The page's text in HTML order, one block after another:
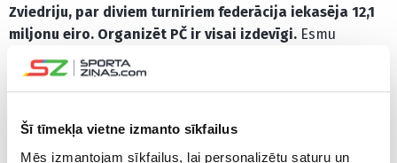
Šī tīmekļa vietne izmanto sīkfailus
Mēs izmantojam sīkfailus, lai personalizētu saturu un
Zviedriju, par diviem turnīriem federācija iekasēja 12,1
miljonu eiro. Organizēt PČ ir visai izdevīgi. Esmu
pārliecināts, ka daudzas valstis gribētu rīkot PČ, un
jautājums ir par to, kurš saņems tās tiesības [uz 2023.
ir diezgan spēcīgs, jo pie mums viss jau ir gatavs. Bet,